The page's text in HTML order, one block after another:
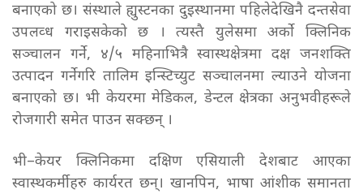
बनाएको छ। संस्थाले ह्युस्टनका दुइस्थानमा पहिलेदेखिनै दन्तसेवा
उपलव्ध गराइसकेको छ । त्यस्तै युलेसमा अर्को क्लिनिक
सञ्चालन गर्ने, ४/५ महिनाभित्रै स्वास्थक्षेत्रमा दक्ष जनशक्ति
उत्पादन गर्नेगरि तालिम इन्स्टिच्युट सञ्चालनमा ल्याउने योजना
बनाएको छ। भी केयरमा मेडिकल, डेन्टल क्षेत्रका अनुभवीहरूले
रोजगारी समेत पाउन सक्छन् ।
भी–केयर क्लिनिकमा दक्षिण एसियाली देशबाट आएका
स्वास्थकर्मीहरु कार्यरत छन्। खानपिन, भाषा आंशीक समानता